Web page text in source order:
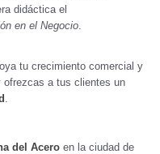
didáctica el
en el Negocio.
tu crecimiento comercial y
ofrezcas a tus clientes un
.
del Acero en la ciudad de